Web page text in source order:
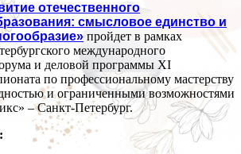
отечественного
смысловое единство и
пройдет в рамках
международного
и деловой программы XI
по профессиональному мастерству
и ограниченными возможностями
– Санкт-Петербург.